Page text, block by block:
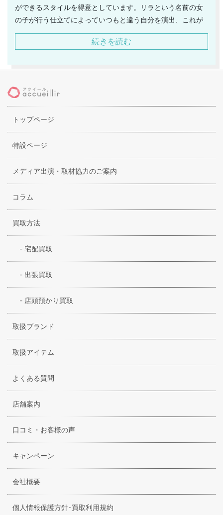
ができるスタイルを得意としています。リラという名前の女
の子が行う仕立てによっていつもと違う自分を演出、これが
ブランドのコンセプトであり、花柄やパステルトーンといっ
たキュートなファクターを全面に出して大人可愛いアイテム
誇っているのです。彼女達はいわゆるF1層だけにトレンドは
他のブランドと違う点はやはりディテールへのこだわりで、
ファストファッションでも再現できるようなプリントや装飾
は存在せず、しっかり作り込まれたアイテムで華やかでセン
スのある女性をサポートしてくれるのです。女子会やコン
パ、大切な人と同じ時間を過ごす時など、働く若者に必須と
なるファッションアイテムを常に提案している優れブランド
ですが、中でも人気はやはり最強のフェミニンアイテムであ
ディワールドを堪能できます。
続きを読む
トップページ
特設ページ
メディア出演・取材協力のご案内
コラム
買取方法
- 宅配買取
- 出張買取
- 店頭預かり買取
取扱ブランド
取扱アイテム
よくある質問
店舗案内
口コミ・お客様の声
キャンペーン
会社概要
個人情報保護方針･買取利用規約